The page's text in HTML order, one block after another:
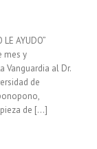
LE AYUDO”
mes y
Vanguardia al Dr.
de
de […]